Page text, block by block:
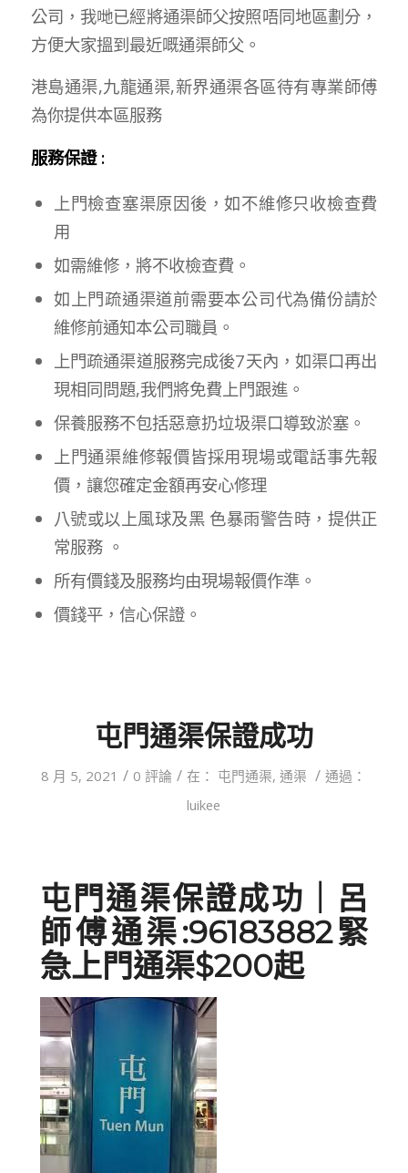
公司，我哋已經將通渠師父按照唔同地區劃分，
方便大家搵到最近嘅通渠師父。
港島通渠,九龍通渠,新界通渠各區待有專業師傅
為你提供本區服務
服務保證 :
上門檢查塞渠原因後，如不維修只收檢查費
用
如需維修，將不收檢查費。
如上門疏通渠道前需要本公司代為備份請於
維修前通知本公司職員。
上門疏通渠道服務完成後7天內，如渠口再出
現相同問題,我們將免費上門跟進。
保養服務不包括惡意扔垃圾渠口導致淤塞。
上門通渠維修報價皆採用現場或電話事先報
價，讓您確定金額再安心修理
八號或以上風球及黑 色暴雨警告時，提供正
常服務 。
所有價錢及服務均由現場報價作準。
價錢平，信心保證。
屯門通渠保證成功
8 月 5, 2021 / 0 評論 / 在： 屯門通渠,通渠 / 通過：
luikee
屯門通渠保證成功｜呂
師傅通渠:96183882緊
急上門通渠$200起